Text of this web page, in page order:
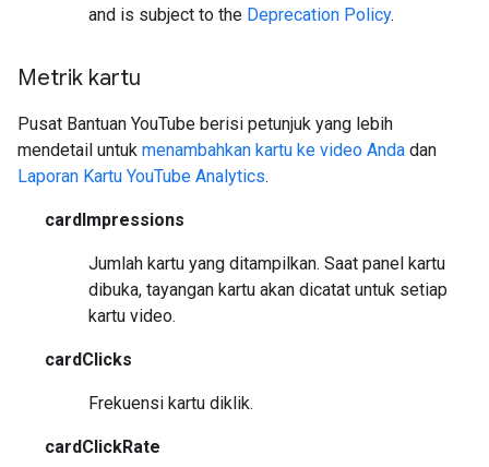
and is subject to the Deprecation Policy.
Metrik kartu
Pusat Bantuan YouTube berisi petunjuk yang lebih
mendetail untuk menambahkan kartu ke video Anda dan
Laporan Kartu YouTube Analytics.
cardImpressions
Jumlah kartu yang ditampilkan. Saat panel kartu
dibuka, tayangan kartu akan dicatat untuk setiap
kartu video.
cardClicks
Frekuensi kartu diklik.
cardClickRate